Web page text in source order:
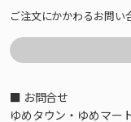
ご注文にかかわるお問い
■ お問合せ
ゆめタウン・ゆめマー